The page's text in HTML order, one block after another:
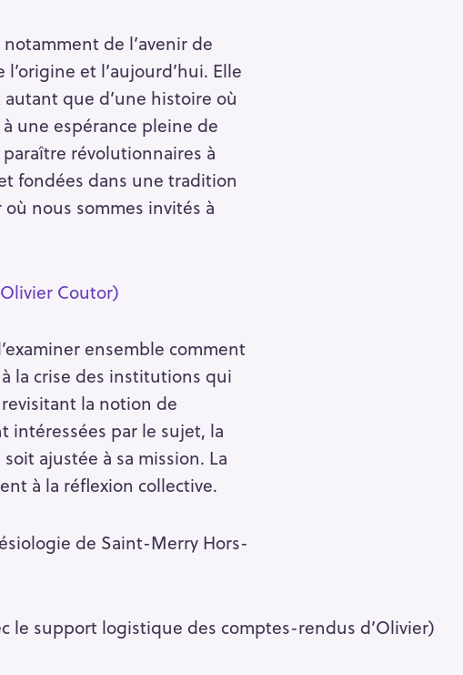
de l’avenir de
et l’aujourd’hui. Elle
que d’une histoire où
une espérance pleine de
révolutionnaires à
fondées dans une tradition
nous sommes invités à
Coutor)
ensemble comment
la crise des institutions qui
la notion de
intéressées par le sujet, la
ajustée à sa mission. La
à la réflexion collective.
de Saint-Merry Hors-
le support logistique des comptes-rendus d’Olivier)